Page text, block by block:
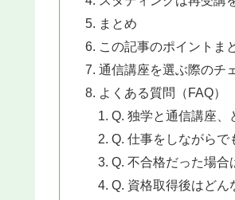
まとめ
この記事のポイントま
通信講座を選ぶ際のチ
よくある質問（FAQ）
Q. 独学と通信講座、
Q. 仕事をしながらで
Q. 不合格だった場合
Q. 資格取得後はどん